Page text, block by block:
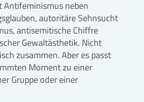
Antifeminismus neben
autoritäre Sehnsucht
antisemitische Chiffre
Gewaltästhetik. Nicht
zusammen. Aber es passt
Moment zu einer
Gruppe oder einer